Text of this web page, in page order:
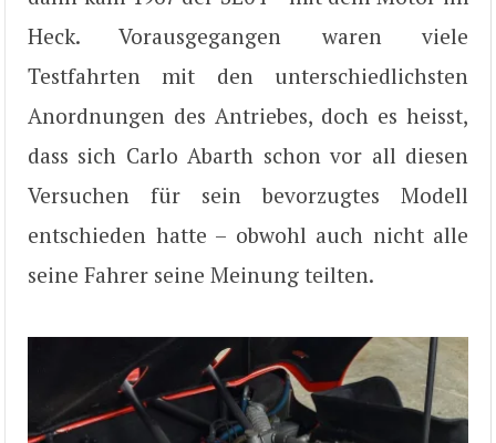
Heck. Vorausgegangen waren viele
Testfahrten mit den unterschiedlichsten
Anordnungen des Antriebes, doch es heisst,
dass sich Carlo Abarth schon vor all diesen
Versuchen für sein bevorzugtes Modell
entschieden hatte – obwohl auch nicht alle
seine Fahrer seine Meinung teilten.